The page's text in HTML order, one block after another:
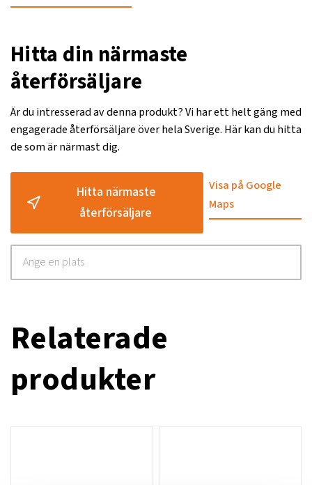
Hitta din närmaste
återförsäljare
Är du intresserad av denna produkt? Vi har ett helt gäng med
engagerade återförsäljare över hela Sverige. Här kan du hitta
de som är närmast dig.
Hitta närmaste
återförsäljare
Visa på Google
Maps
Relaterade
produkter